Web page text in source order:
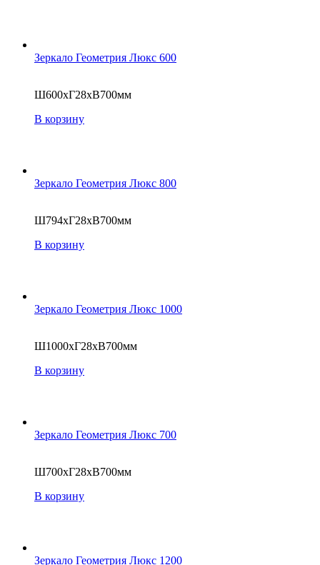
Зеркало Геометрия Люкс 600
Ш600хГ28хВ700мм
В корзину
Зеркало Геометрия Люкс 800
Ш794хГ28хВ700мм
В корзину
Зеркало Геометрия Люкс 1000
Ш1000хГ28хВ700мм
В корзину
Зеркало Геометрия Люкс 700
Ш700хГ28хВ700мм
В корзину
Зеркало Геометрия Люкс 1200